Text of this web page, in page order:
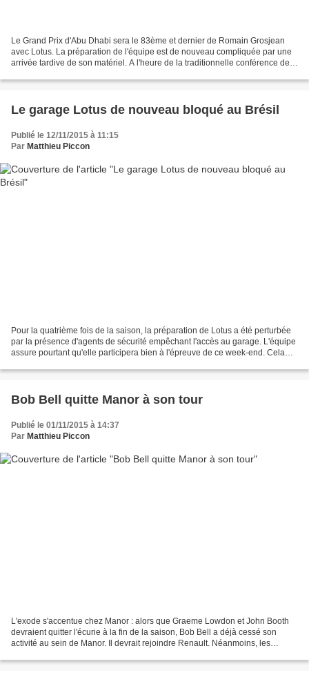
Le Grand Prix d'Abu Dhabi sera le 83ème et dernier de Romain Grosjean
avec Lotus. La préparation de l'équipe est de nouveau compliquée par une
arrivée tardive de son matériel. A l'heure de la traditionnelle conférence de
Le garage Lotus de nouveau bloqué au Brésil
Publié le 12/11/2015 à 11:15
Par Matthieu Piccon
Pour la quatrième fois de la saison, la préparation de Lotus a été perturbée
par la présence d'agents de sécurité empêchant l'accès au garage. L'équipe
assure pourtant qu'elle participera bien à l'épreuve de ce week-end. Cela
Bob Bell quitte Manor à son tour
Publié le 01/11/2015 à 14:37
Par Matthieu Piccon
L'exode s'accentue chez Manor : alors que Graeme Lowdon et John Booth
devraient quitter l'écurie à la fin de la saison, Bob Bell a déjà cessé son
activité au sein de Manor. Il devrait rejoindre Renault. Néanmoins, les